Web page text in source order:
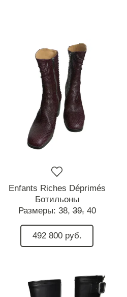
Enfants Riches Déprimés
Ботильоны
Размеры: 38, 39, 40
492 800 руб.